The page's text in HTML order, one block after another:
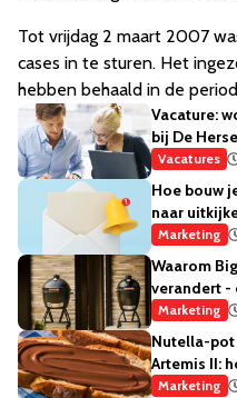
Tot vrijdag 2 maart 2007
cases in te sturen. Het
hebben behaald in de
Vacature:
bij De
Vacatures
Hoe bouw
naar
Marketing
Waarom
verandert -
Marketing
Nutella-
Artemis II:
Marketing